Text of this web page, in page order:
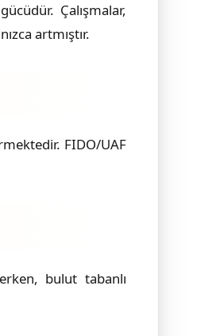
Çalışmalar,
artmıştır.
FIDO/UAF
bulut tabanlı